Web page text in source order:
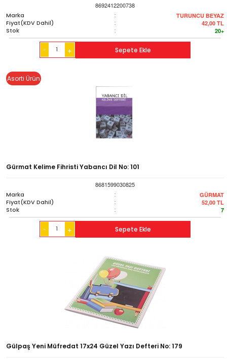
8692412200738
Marka
: TURUNCU BEYAZ
Fiyat(KDV Dahil) : 42,00 TL
Stok : 20+
- + Sepete Ekle
Asorti Ürün
Gürmat Kelime Fihristi Yabancı Dil No: 101
8681599030825
Marka
: GÜRMAT
Fiyat(KDV Dahil) : 52,00 TL
Stok : 7
- + Sepete Ekle
Gülpaş Yeni Müfredat 17x24 Güzel Yazı Defteri No: 179